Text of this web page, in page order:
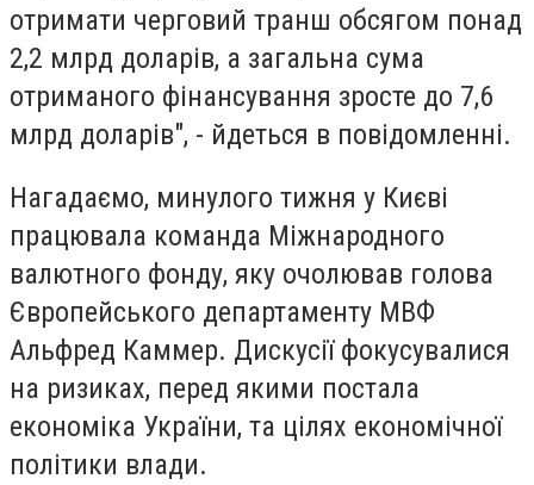
отримати черговий транш обсягом понад
2,2 млрд доларів, а загальна сума
отриманого фінансування зросте до 7,6
млрд доларів", - йдеться в повідомленні.
Нагадаємо, минулого тижня у Києві
працювала команда Міжнародного
валютного фонду, яку очолював голова
Європейського департаменту МВФ
Альфред Каммер. Дискусії фокусувалися
на ризиках, перед якими постала
економіка України, та цілях економічної
політики влади.